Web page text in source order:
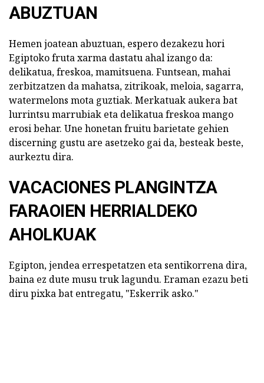
ABUZTUAN
Hemen joatean abuztuan, espero dezakezu hori
Egiptoko fruta xarma dastatu ahal izango da:
delikatua, freskoa, mamitsuena. Funtsean, mahai
zerbitzatzen da mahatsa, zitrikoak, meloia, sagarra,
watermelons mota guztiak. Merkatuak aukera bat
lurrintsu marrubiak eta delikatua freskoa mango
erosi behar. Une honetan fruitu barietate gehien
discerning gustu are asetzeko gai da, besteak beste,
aurkeztu dira.
VACACIONES PLANGINTZA
FARAOIEN HERRIALDEKO
AHOLKUAK
Egipton, jendea errespetatzen eta sentikorrena dira,
baina ez dute musu truk lagundu. Eraman ezazu beti
diru pixka bat entregatu, "Eskerrik asko."